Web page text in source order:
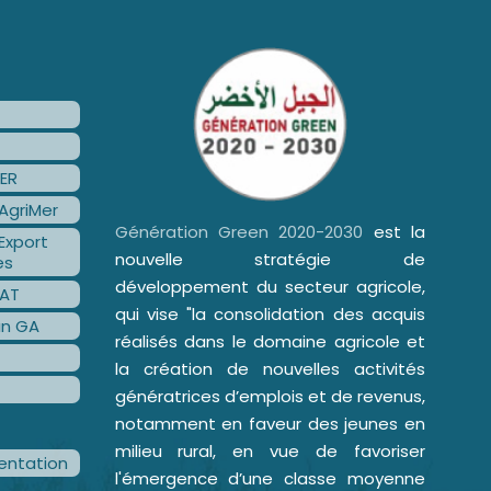
GA
Génération Green 2020-2030 est la
nouvelle stratégie de
développement du secteur agricole,
qui vise "la consolidation des acquis
réalisés dans le domaine agricole et
la création de nouvelles activités
génératrices d’emplois et de revenus,
notamment en faveur des jeunes en
milieu rural, en vue de favoriser
l'émergence d’une classe moyenne